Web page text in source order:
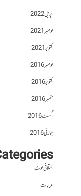
اپریل 2022
نومبر 2021
اکتوبر 2021
نومبر 2016
اکتوبر 2016
ستمبر 2016
اگست 2016
جولائی 2016
اختلافی نوٹ
ادبیات